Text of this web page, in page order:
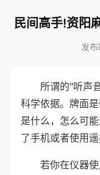
民间高手!资阳
发
所谓的"听声
科学依据。牌面
是什么，怎么可
了手机或者使用遥
若你在仪器